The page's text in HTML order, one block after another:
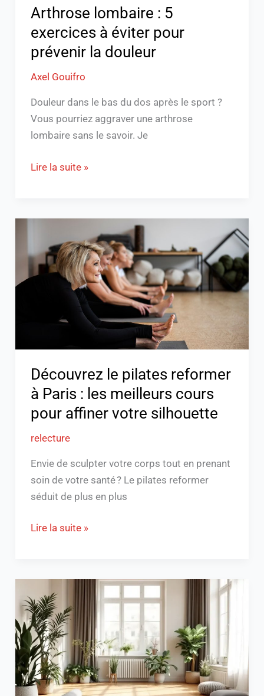
Arthrose lombaire : 5
exercices à éviter pour
prévenir la douleur
Axel Gouifro
Douleur dans le bas du dos après le sport ?
Vous pourriez aggraver une arthrose
lombaire sans le savoir. Je
Lire la suite »
Découvrez le pilates reformer
à Paris : les meilleurs cours
pour affiner votre silhouette
relecture
Envie de sculpter votre corps tout en prenant
soin de votre santé ? Le pilates reformer
séduit de plus en plus
pilates
reformer
cours
pour
affiner
votre
silhouette
Lire la suite »
5
des
applications
Pilates
gratuites
pour